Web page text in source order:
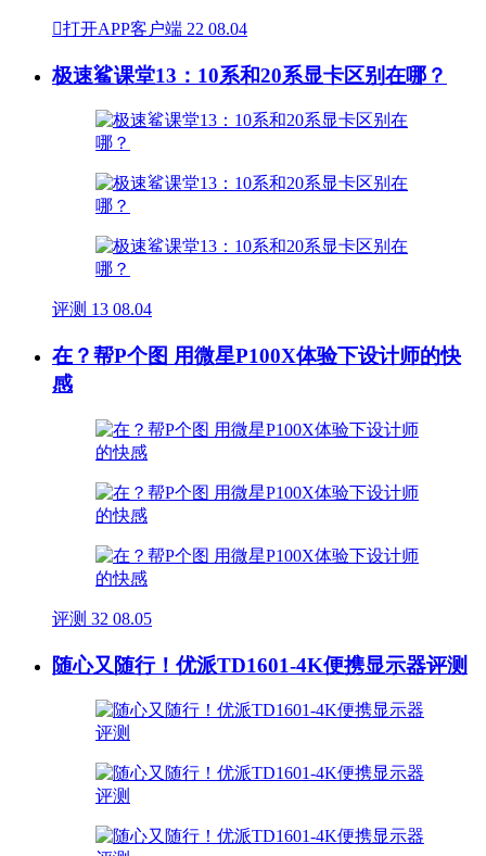
打开APP客户端 22 08.04
极速鲨课堂13：10系和20系显卡区别在哪？
评测 13 08.04
在？帮P个图 用微星P100X体验下设计师的快
感
评测 32 08.05
随心又随行！优派TD1601-4K便携显示器评测